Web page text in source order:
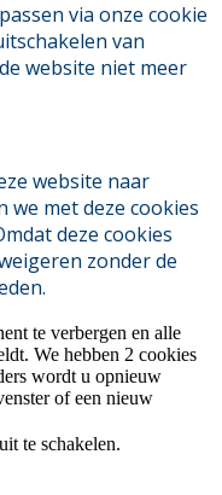
via onze cookie
van
website niet meer
website naar
met deze cookies
deze cookies
zonder de
te verbergen en alle
We hebben 2 cookies
wordt u opnieuw
of een nieuw
te schakelen.